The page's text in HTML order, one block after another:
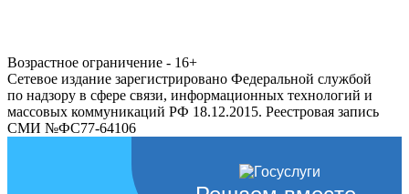
Возрастное ограничение - 16+
Сетевое издание зарегистрировано Федеральной службой
по надзору в сфере связи, информационных технологий и
массовых коммуникаций РФ 18.12.2015. Реестровая запись
СМИ №ФС77-64106